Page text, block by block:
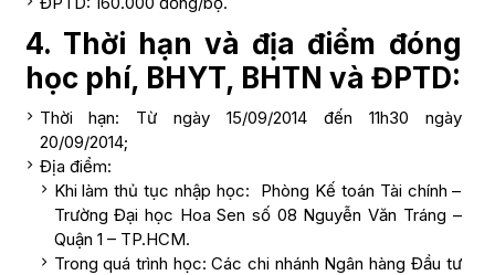
4. Thời hạn và địa điểm đóng
học phí, BHYT, BHTN và ĐPTD:
Thời hạn: Từ ngày 15/09/2014 đến 11h30 ngày
20/09/2014;
Địa điểm:
Khi làm thủ tục nhập học: Phòng Kế toán Tài chính –
Trường Đại học Hoa Sen số 08 Nguyễn Văn Tráng –
Quận 1 – TP.HCM.
Trong quá trình học: Các chi nhánh Ngân hàng Đầu tư